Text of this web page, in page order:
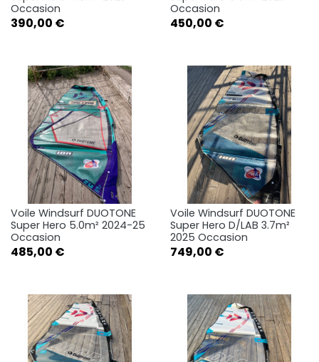
Occasion
Prix
390,00 €
Occasion
Prix
450,00 €
Voile Windsurf DUOTONE
Super Hero 5.0m² 2024-25
Occasion
Prix
485,00 €
Voile Windsurf DUOTONE
Super Hero D/LAB 3.7m²
2025 Occasion
Prix
749,00 €